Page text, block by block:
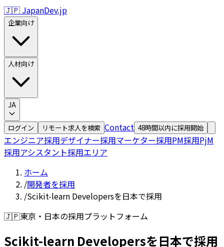
🇯🇵 JapanDev.jp
企業向け
人材向け
JA
ログイン リモート求人を検索 Contact 48時間以内に採用開始
エンジニア採用デザイナー採用マーケター採用PM採用PjM
採用アシスタント採用エリア
ホーム
/開発者を採用
/Scikit-learn Developersを日本で採用
🇯🇵東京・日本の採用プラットフォーム
Scikit-learn Developersを日本で採用